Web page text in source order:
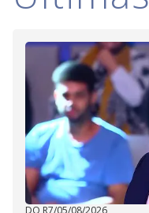
DO R7/05/08/2026